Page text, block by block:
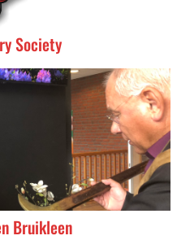
Society
Bruikleen